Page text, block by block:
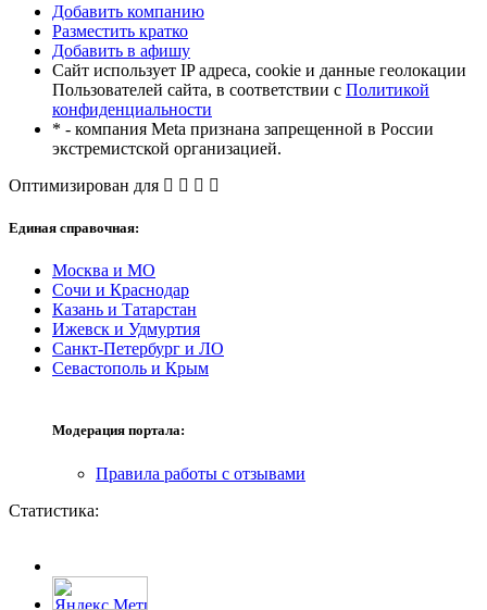
Добавить компанию
Разместить кратко
Добавить в афишу
Сайт использует IP адреса, cookie и данные геолокации
Пользователей сайта, в соответствии с Политикой
конфиденциальности
* - компания Meta признана запрещенной в России
экстремистской организацией.
Оптимизирован для
Единая справочная:
Москва и МО
Сочи и Краснодар
Казань и Татарстан
Ижевск и Удмуртия
Санкт-Петербург и ЛО
Севастополь и Крым
Модерация портала:
Правила работы с отзывами
Статистика: